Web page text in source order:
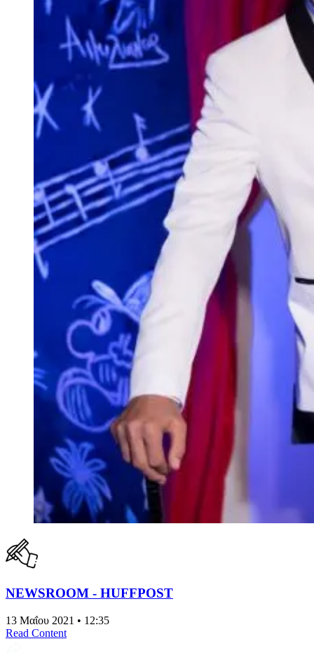
NEWSROOM - HUFFPOST
13 Μαΐου 2021 • 12:35
Read Content